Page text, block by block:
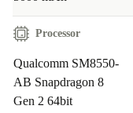
HOE GOED
DAGELIJKS
De veelzijdige
Processor
Qualcomm SM8550-
AB Snapdragon 8
Gen 2 64bit